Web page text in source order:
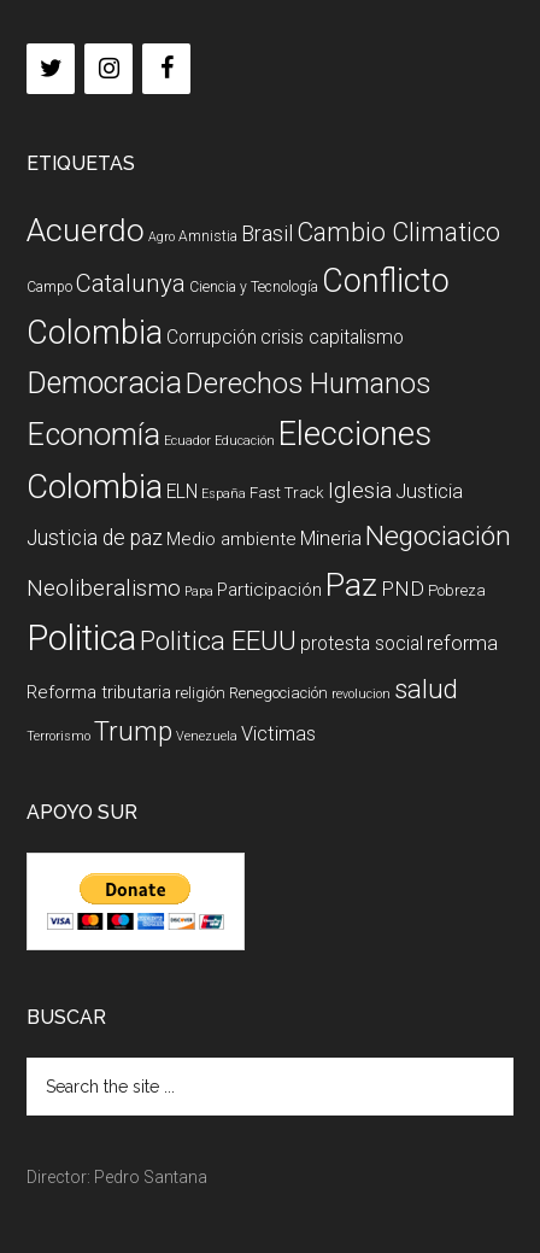
ETIQUETAS
Acuerdo Agro Amnistia Brasil Cambio Climatico
Campo Catalunya Ciencia y Tecnología Conflicto
Colombia Corrupción crisis capitalismo
DemocraciaDerechos Humanos
Economía Ecuador Educación Elecciones
Colombia ELN España Fast Track Iglesia Justicia
Justicia de paz Medio ambiente Mineria Negociación
Neoliberalismo Papa Participación Paz PND Pobreza
PoliticaPolitica EEUU protesta social reforma
Reforma tributaria religión Renegociación revolucion salud
Terrorismo Trump Venezuela Victimas
APOYO SUR
BUSCAR
Director: Pedro Santana